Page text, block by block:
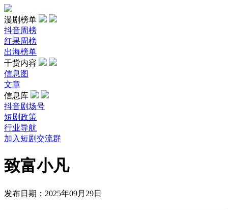
漫剧榜单
抖音周榜
红果周榜
出海榜单
干货内容
信息图
文章
信息库
抖音剧场号
短剧政策
行业导航
加入短剧交流群
致富小凡
发布日期：2025年09月29日